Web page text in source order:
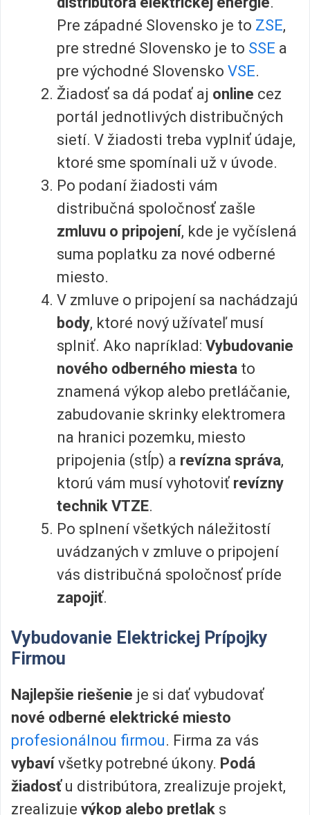
Pre západné Slovensko je to ZSE,
pre stredné Slovensko je to SSE a
pre východné Slovensko VSE.
Žiadosť sa dá podať aj online cez
portál jednotlivých distribučných
sietí. V žiadosti treba vyplniť údaje,
ktoré sme spomínali už v úvode.
Po podaní žiadosti vám
distribučná spoločnosť zašle
zmluvu o pripojení, kde je vyčíslená
suma poplatku za nové odberné
miesto.
V zmluve o pripojení sa nachádzajú
body, ktoré nový užívateľ musí
splniť. Ako napríklad: Vybudovanie
nového odberného miesta to
znamená výkop alebo pretláčanie,
zabudovanie skrinky elektromera
na hranici pozemku, miesto
pripojenia (stĺp) a revízna správa,
ktorú vám musí vyhotoviť revízny
technik VTZE.
Po splnení všetkých náležitostí
uvádzaných v zmluve o pripojení
vás distribučná spoločnosť príde
zapojiť.
Vybudovanie Elektrickej Prípojky
Firmou
Najlepšie riešenie je si dať vybudovať
nové odberné elektrické miesto
profesionálnou firmou. Firma za vás
vybavívšetky potrebné úkony. Podá
žiadosťu distribútora, zrealizuje projekt,
zrealizuje výkop alebo pretlak s